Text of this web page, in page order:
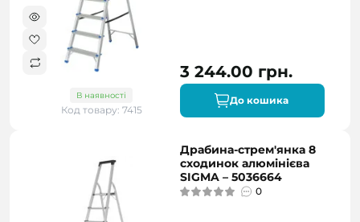
В наявності
Код товару: 7415
3 244.00 грн.
До кошика
Драбина-стрем'янка 8
сходинок алюмінієва
SIGMA – 5036664
0